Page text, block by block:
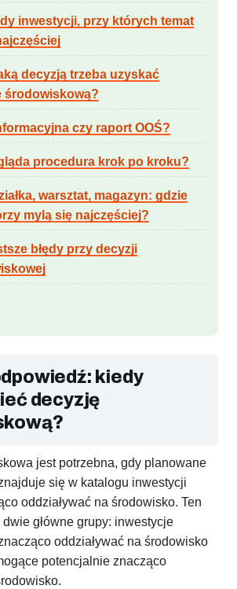
inwestycji, przy których temat
decyzją trzeba uzyskać
środowiskową?
czy raport OOŚ?
procedura krok po kroku?
warsztat, magazyn: gdzie
mylą się najczęściej?
błędy przy decyzji
kiedy
decyzję
jest potrzebna, gdy planowane
się w katalogu inwestycji
oddziaływać na środowisko. Ten
główne grupy: inwestycje
oddziaływać na środowisko
potencjalnie znacząco